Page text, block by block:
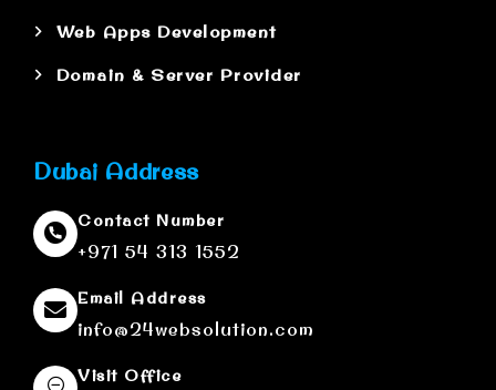
Web Apps Development
Domain & Server Provider
Dubai Address
Contact Number
+971 54 313 1552
Email Address
info@24websolution.com
Visit Office